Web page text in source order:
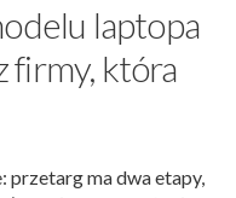
laptopa
firmy, która
przetarg ma dwa etapy,